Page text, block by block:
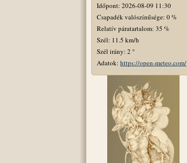
Időpont: 2026-08-09 11:30
Csapadék valószínűsége: 0 %
Relatív páratartalom: 35 %
Szél: 11.5 km/h
Szél irány: 2 °
Adatok: https://open-meteo.com/